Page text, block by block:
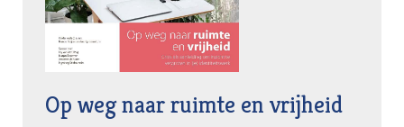
Op weg naar ruimte en vrijheid